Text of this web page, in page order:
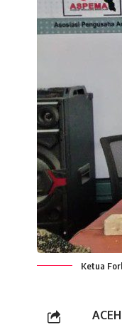
Ketua